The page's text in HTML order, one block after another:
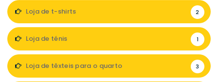
Loja de t-shirts 2
Loja de ténis 1
Loja de têxteis para o quarto 3